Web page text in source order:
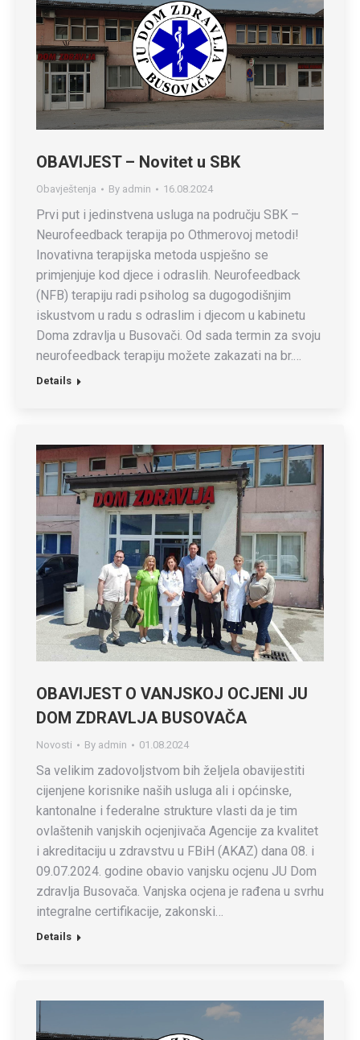
OBAVIJEST – Novitet u SBK
Obavještenja By admin 16.08.2024
Prvi put i jedinstvena usluga na području SBK –
Neurofeedback terapija po Othmerovoj metodi!
Inovativna terapijska metoda uspješno se
primjenjuje kod djece i odraslih. Neurofeedback
(NFB) terapiju radi psiholog sa dugogodišnjim
iskustvom u radu s odraslim i djecom u kabinetu
Doma zdravlja u Busovači. Od sada termin za svoju
neurofeedback terapiju možete zakazati na br.…
Details
OBAVIJEST O VANJSKOJ OCJENI JU
DOM ZDRAVLJA BUSOVAČA
Novosti By admin 01.08.2024
Sa velikim zadovoljstvom bih željela obavijestiti
cijenjene korisnike naših usluga ali i općinske,
kantonalne i federalne strukture vlasti da je tim
ovlaštenih vanjskih ocjenjivača Agencije za kvalitet
i akreditaciju u zdravstvu u FBiH (AKAZ) dana 08. i
09.07.2024. godine obavio vanjsku ocjenu JU Dom
zdravlja Busovača. Vanjska ocjena je rađena u svrhu
integralne certifikacije, zakonski…
Details